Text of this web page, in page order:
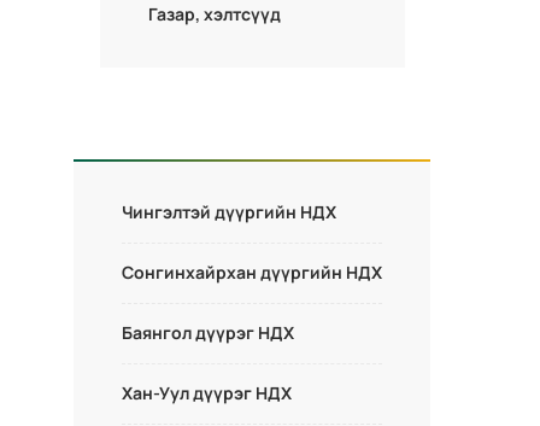
Газар, хэлтсүүд
Чингэлтэй дүүргийн НДХ
Сонгинхайрхан дүүргийн НДХ
Баянгол дүүрэг НДХ
Хан-Уул дүүрэг НДХ